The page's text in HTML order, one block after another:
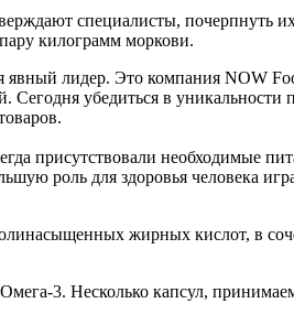
специалисты, почерпнуть
килограмм моркови.
лидер. Это компания NOW
убедиться в
присутствовали необходимые
роль для здоровья человека
жирных кислот, в
3. Несколько капсул,